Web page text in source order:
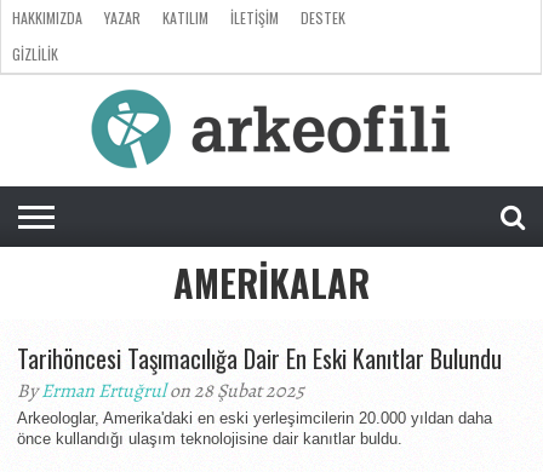
ARKEOLOJI
ANTROPOLOJI
PALEONTOLOJI
EVRIM
DOSYA
CEVAP
RÖPORTAJ
HAKKIMIZDA YAZAR KATILIM İLETIŞIM
DESTEK
GIZLILIK
AMERIKALAR
Tarihöncesi Taşımacılığa Dair En Eski Kanıtlar Bulundu
ByErman Ertuğrulon 28 Şubat 2025
Arkeologlar, Amerika'daki en eski yerleşimcilerin 20.000 yıldan daha
önce kullandığı ulaşım teknolojisine dair kanıtlar buldu.